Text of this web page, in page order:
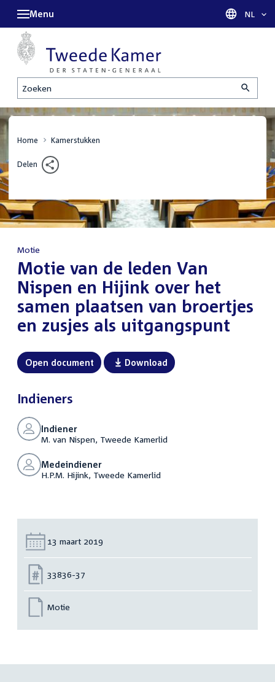
Zoeken
Menu Taal
NL
Home Kamerstukken
Delen
Motie
:Motie van de leden Van
Nispen en Hijink over het
samen plaatsen van broertjes
en zusjes als uitgangspunt
Open document Download
Indieners
Indiener
M. van Nispen, Tweede Kamerlid
Medeindiener
H.P.M. Hijink, Tweede Kamerlid
Datum:
13 maart 2019
Nummer:
33836-37
Motie